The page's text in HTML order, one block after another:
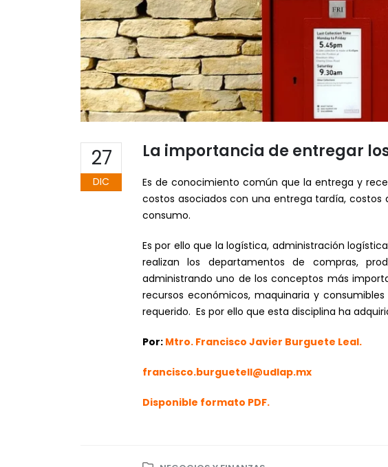
27
DIC
La importancia de entregar
Es de conocimiento común que la entrega y
costos asociados con una entrega tardía,
consumo.
Es por ello que la logística, administración
realizan los departamentos de compras,
administrando uno de los conceptos más
recursos económicos, maquinaria y
requerido. Es por ello que esta disciplina ha
Por: Mtro. Francisco Javier Burguete Leal.
francisco.burguetell@udlap.mx
Disponible formato PDF.